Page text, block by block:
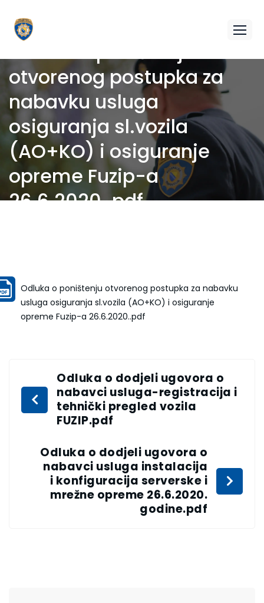
Odluka o poništenju
otvorenog postupka za
nabavku usluga
osiguranja sl.vozila
(AO+KO) i osiguranje
opreme Fuzip-a
26.6.2020..pdf
Odluka o poništenju otvorenog postupka za nabavku
usluga osiguranja sl.vozila (AO+KO) i osiguranje
opreme Fuzip-a 26.6.2020..pdf
Odluka o dodjeli ugovora o
nabavci usluga-registracija i
tehnički pregled vozila
FUZIP.pdf
Odluka o dodjeli ugovora o
nabavci usluga instalacija
i konfiguracija serverske i
mrežne opreme 26.6.2020.
godine.pdf